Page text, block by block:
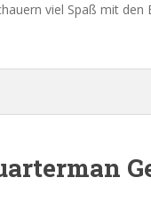
viel Spaß mit